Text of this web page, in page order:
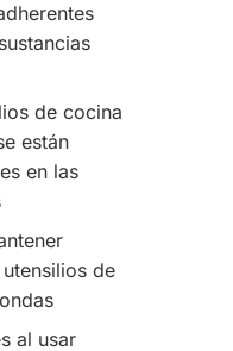
de cocina
están
en las
de
al usar